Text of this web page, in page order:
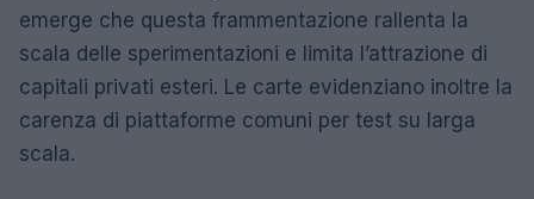
emerge che questa frammentazione rallenta la
scala delle sperimentazioni e limita l’attrazione di
capitali privati esteri. Le carte evidenziano inoltre la
carenza di piattaforme comuni per test su larga
scala.